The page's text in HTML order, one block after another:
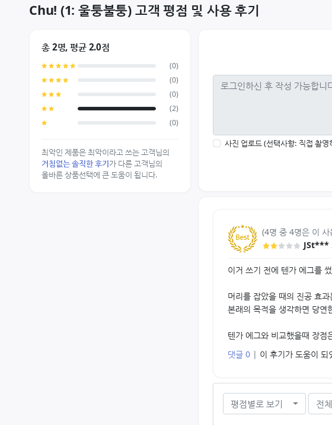
Chu! (1: 울퉁불퉁) 고객 평점 및 사용 후기
총 2명, 평균 2.0점
(0)
(0)
(0)
(2)
(0)
최악인 제품은 최악이라고 쓰는 고객님의
거침없는 솔직한 후기가 다른 고객님의
올바른 상품선택에 큰 도움이 됩니다.
사진 업로드 (선택사항: 직접 촬
(4명 중 4명은 이
JSt***
이거 쓰기 전에 텐가 에그를
머리를 잡았을 때의 진공 효
본래의 목적을 생각하면 당연
텐가 에그와 비교했을때 장점
댓글 0 | 이 후기가 도움이 되
평점별로 보기 전체